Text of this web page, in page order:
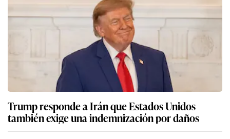
Trump responde a Irán que Estados Unidos
también exige una indemnización por daños